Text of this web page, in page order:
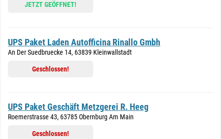
JETZT GEÖFFNET!
UPS Paket Laden Autofficina Rinallo Gmbh
An Der Suedbruecke 14, 63839 Kleinwallstadt
Geschlossen!
UPS Paket Geschäft Metzgerei R. Heeg
Roemerstrasse 43, 63785 Obernburg Am Main
Geschlossen!